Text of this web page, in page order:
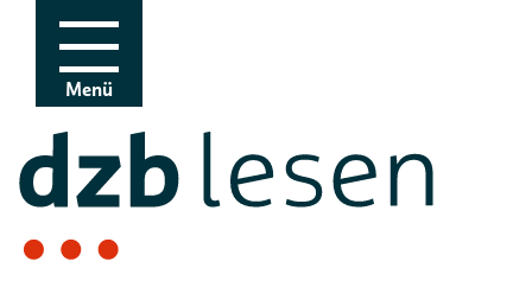
Zur Navigation
Zum Inhalt
Menü